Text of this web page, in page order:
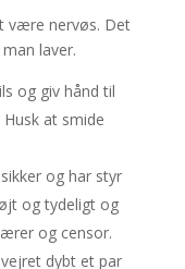
være nervøs. Det
laver.
og giv hånd til
at smide
og har styr
og tydeligt og
og censor.
dybt et par